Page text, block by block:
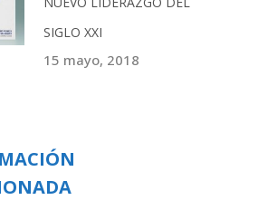
SIGLO XXI
15 mayo, 2018